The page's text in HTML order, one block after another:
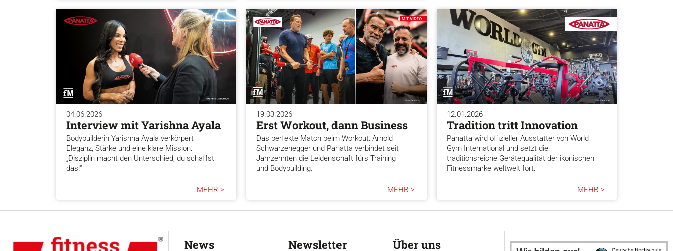
04.06.2026
Interview mit Yarishna Ayala
Bodybuilderin Yarishna Ayala verkörpert
Eleganz, Stärke und eine klare Mission:
„Disziplin macht den Unterschied, du schaffst
das!“
MEHR >
19.03.2026
Erst Workout, dann Business
Das perfekte Match beim Workout: Arnold
Schwarzenegger und Panatta verbindet seit
Jahrzehnten die Leidenschaft fürs Training
und Bodybuilding.
MEHR >
12.01.2026
Tradition tritt Innovation
Panatta wird offizieller Ausstatter von World
Gym International und setzt die
traditionsreiche Gerätequalität der ikonischen
Fitnessmarke weltweit fort.
MEHR >
News Newsletter Über uns